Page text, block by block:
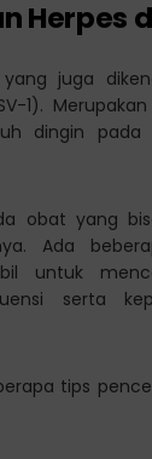
Herpes
juga
1).
dingin
obat yang
Ada
untuk
serta
tips